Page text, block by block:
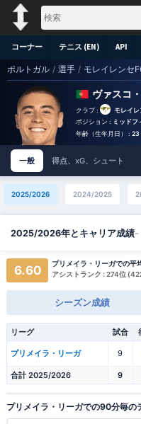
コーナー テニス (EN) API
ポルトガル / 選手 / モレイレンセ
ヴァスコ
クラブ : モレイレ
ポジション : ミッドフ
年齢（生年月日） : 23
一般 得点、xG、シュート
2025/2026 2024/2025
2025/2026年とキャリア成績-
6.60
プリメイラ・リーガでの平
アシストランク : 274位
シーズン成績
リーグ 試合
プリメイラ・リーガ 9
合計 2025/2026 9
プリメイラ・リーガでの90分毎の